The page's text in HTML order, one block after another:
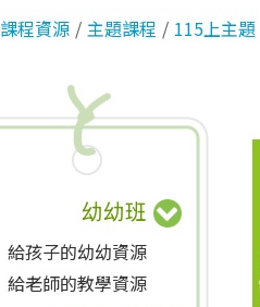
課程資源 主題課程 115上主題
幼幼班
給孩子的幼幼資源
給老師的教學資源